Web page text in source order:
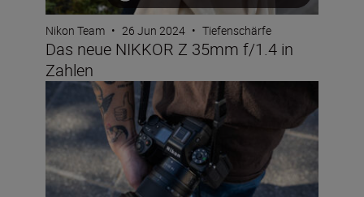
Nikon Team • 26 Jun 2024 • Tiefenschärfe
Das neue NIKKOR Z 35mm f/1.4 in
Zahlen
Die neue Nikon Z6III in Zahlen